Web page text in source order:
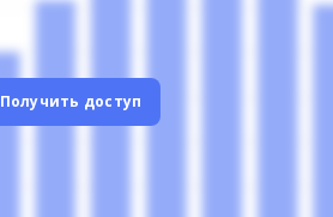
Получить доступ